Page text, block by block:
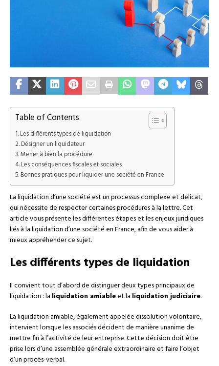
Table of Contents
Les différents types de liquidation
Désigner un liquidateur
Mener à bien la procédure
Les conséquences fiscales et sociales
Bonnes pratiques pour liquider une société en France
La liquidation d’une société est un processus complexe et délicat,
qui nécessite de respecter certaines procédures à la lettre. Cet
article vous présente les différentes étapes et les enjeux juridiques
liés à la liquidation d’une société en France, afin de vous aider à
mieux appréhender ce sujet.
Les différents types de liquidation
Il convient tout d’abord de distinguer deux types principaux de
liquidation : la liquidation amiableet la liquidation judiciaire.
La liquidation amiable, également appelée dissolution volontaire,
intervient lorsque les associés décident de manière unanime de
mettre fin à l’activité de leur entreprise. Cette décision doit être
prise lors d’une assemblée générale extraordinaire et faire l’objet
d’un procès-verbal.